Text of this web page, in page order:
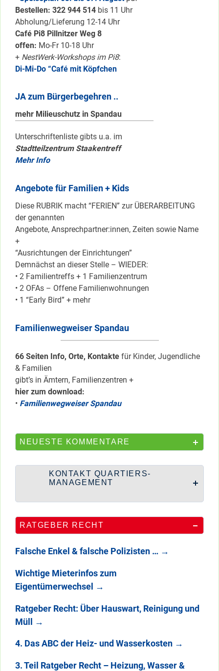
Bestellen: 322 944 514 bis 11 Uhr
Abholung/Lieferung 12-14 Uhr
Café Pi8 Pillnitzer Weg 8
offen: Mo-Fr 10-18 Uhr
+ NestWerk-Workshops im Pi8:
Di-Mi-Do “Café mit Köpfchen
JA zum Bürgerbegehren ..
mehr Milieuschutz in Spandau
Unterschriftenliste gibts u.a. im
Stadtteilzentrum Staakentreff
Mehr Info
Angebote für Familien + Kids
Diese RUBRIK macht “FERIEN” zur ÜBERARBEITUNG
der genannten
Angebote, Ansprechpartner:innen, Zeiten sowie Name
+
“Ausrichtungen der Einrichtungen”
Demnächst an dieser Stelle – WIEDER:
• 2 Familientreffs + 1 Familienzentrum
• 2 OFAs – Offene Familienwohnungen
• 1 “Early Bird” + mehr
Familienwegweiser Spandau
66 Seiten Info, Orte, Kontakte für Kinder, Jugendliche
& Familien
gibt’s in Ämtern, Familienzentren +
hier zum download:
• Familienwegweiser Spandau
NEUESTE KOMMENTARE
KONTAKT QUARTIERS-
MANAGEMENT
RATGEBER RECHT
Falsche Enkel & falsche Polizisten … →
Wichtige Mieterinfos zum
Eigentümerwechsel →
Ratgeber Recht: Über Hauswart, Reinigung und
Müll →
4. Das ABC der Heiz- und Wasserkosten →
3. Teil Ratgeber Recht – Heizung, Wasser &